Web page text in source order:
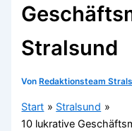
Stralsund
Von Redaktionsteam
Start
Stralsund
10 lukrative